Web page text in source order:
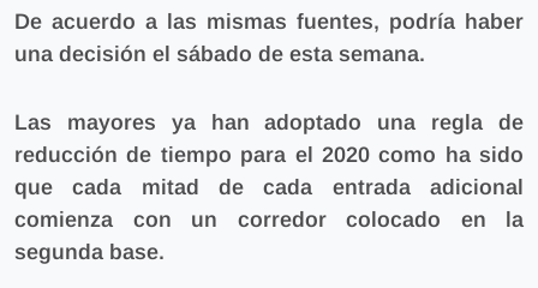
De acuerdo a las mismas fuentes, podría haber
una decisión el sábado de esta semana.
Las mayores ya han adoptado una regla de
reducción de tiempo para el 2020 como ha sido
que cada mitad de cada entrada adicional
comienza con un corredor colocado en la
segunda base.